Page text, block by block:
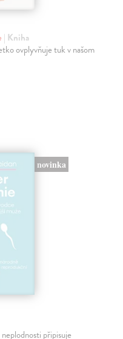
| Kniha
ovplyvňuje tuk v našom
novinka
připisuje